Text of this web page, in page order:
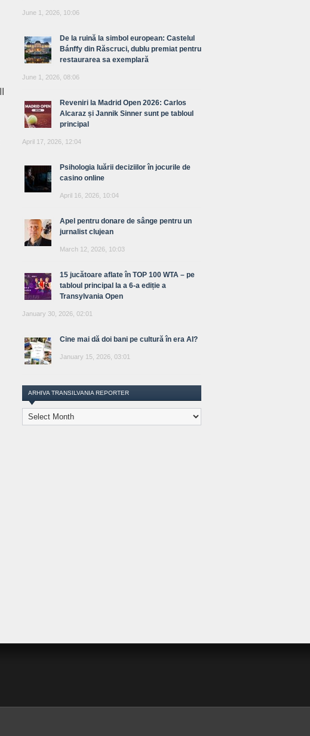
June 1, 2026, 10:06
De la ruină la simbol european: Castelul
Bánffy din Răscruci, dublu premiat pentru
restaurarea sa exemplară
June 1, 2026, 08:06
Reveniri la Madrid Open 2026: Carlos
Alcaraz și Jannik Sinner sunt pe tabloul
principal
April 17, 2026, 12:04
Psihologia luării deciziilor în jocurile de
casino online
April 16, 2026, 10:04
Apel pentru donare de sânge pentru un
jurnalist clujean
March 12, 2026, 10:03
15 jucătoare aflate în TOP 100 WTA – pe
tabloul principal la a 6-a ediție a
Transylvania Open
January 30, 2026, 02:01
Cine mai dă doi bani pe cultură în era AI?
January 15, 2026, 03:01
ARHIVA TRANSILVANIA REPORTER
Arhiva
Transilvania